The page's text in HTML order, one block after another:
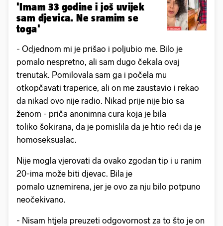
'Imam 33 godine i još uvijek
sam djevica. Ne sramim se
toga'
- Odjednom mi je prišao i poljubio me. Bilo je
pomalo nespretno, ali sam dugo čekala ovaj
trenutak. Pomilovala sam ga i počela mu
otkopčavati traperice, ali on me zaustavio i rekao
da nikad ovo nije radio. Nikad prije nije bio sa
ženom - priča anonimna cura koja je bila
toliko šokirana, da je pomislila da je htio reći da je
homoseksualac.
Nije mogla vjerovati da ovako zgodan tip i u ranim
20-ima može biti djevac. Bila je
pomalo uznemirena, jer je ovo za nju bilo potpuno
neočekivano.
- Nisam htjela preuzeti odgovornost za to što je on